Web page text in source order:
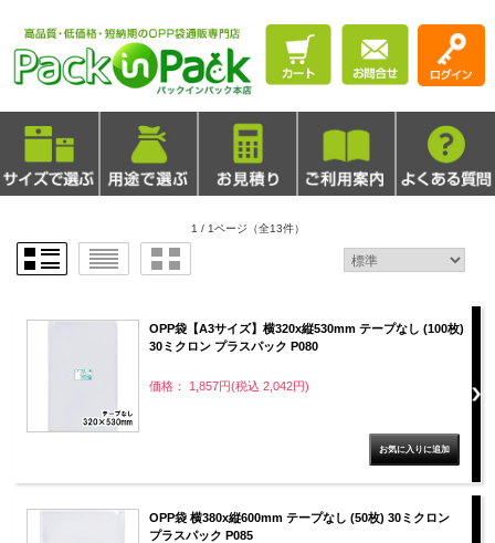
1 / 1ページ （全13件）
OPP袋【A3サイズ】横320x縦530mm テープなし (100枚)
30ミクロン プラスパック P080
価格： 1,857円(税込 2,042円)
OPP袋 横380x縦600mm テープなし (50枚) 30ミクロン
プラスパック P085